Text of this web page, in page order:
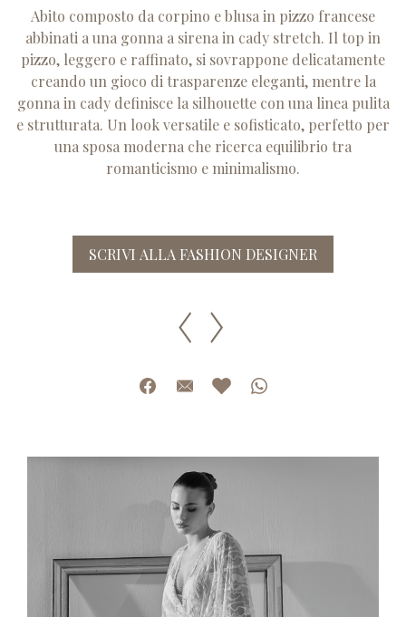
Abito composto da corpino e blusa in pizzo francese
abbinati a una gonna a sirena in cady stretch. Il top in
pizzo, leggero e raffinato, si sovrappone delicatamente
creando un gioco di trasparenze eleganti, mentre la
gonna in cady definisce la silhouette con una linea pulita
e strutturata. Un look versatile e sofisticato, perfetto per
una sposa moderna che ricerca equilibrio tra
romanticismo e minimalismo.
SCRIVI ALLA FASHION DESIGNER